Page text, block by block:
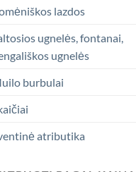
lazdos
ugnelės, fontanai,
ugnelės
burbulai
atributika